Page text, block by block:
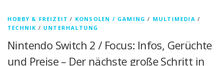
HOBBY & FREIZEIT / KONSOLEN / GAMING / MULTIMEDIA /
TECHNIK / UNTERHALTUNG
Nintendo Switch 2 / Focus: Infos, Gerüchte
und Preise – Der nächste große Schritt in